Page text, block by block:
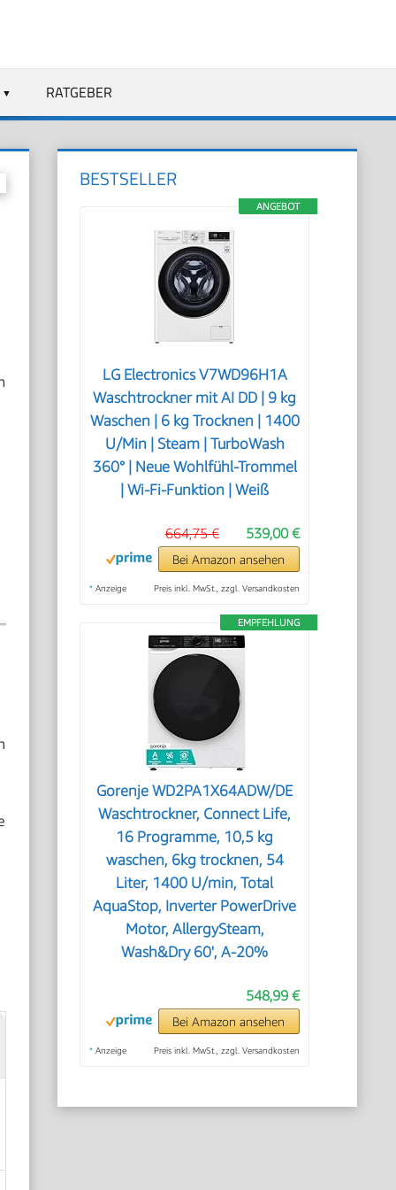
RATGEBER
BESTSELLER
ANGEBOT
LG Electronics V7WD96H1A
Waschtrockner mit AI DD | 9 kg
Waschen | 6 kg Trocknen | 1400
U/Min | Steam | TurboWash
360° | Neue Wohlfühl-Trommel
| Wi-Fi-Funktion | Weiß
539,00 €
664,75 €
Bei Amazon ansehen
* Anzeige Preis inkl. MwSt., zzgl. Versandkosten
EMPFEHLUNG
Gorenje WD2PA1X64ADW/DE
Waschtrockner, Connect Life,
16 Programme, 10,5 kg
waschen, 6kg trocknen, 54
Liter, 1400 U/min, Total
AquaStop, Inverter PowerDrive
Motor, AllergySteam,
Wash&Dry 60', A-20%
548,99 €
Bei Amazon ansehen
* Anzeige Preis inkl. MwSt., zzgl. Versandkosten